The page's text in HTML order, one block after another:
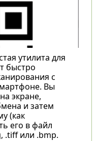
утилита для
быстро
с
Вы
экране,
и затем
(как
его в файл
.tiff или .bmp.